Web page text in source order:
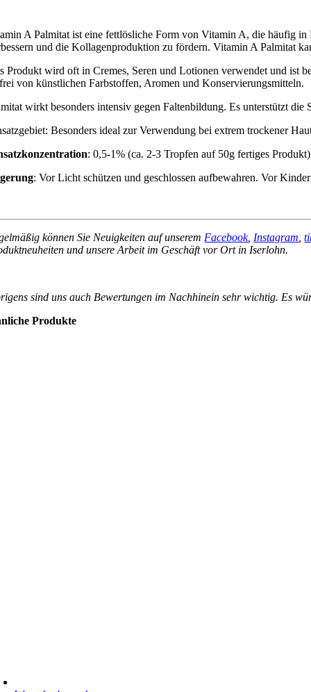
A Palmitat ist eine fettlösliche Form von Vitamin A, die häufig
und die Kollagenproduktion zu fördern. Vitamin A Palmitat
Produkt wird oft in Cremes, Seren und Lotionen verwendet und ist
von künstlichen Farbstoffen, Aromen und Konservierungsmitteln.
wirkt besonders intensiv gegen Faltenbildung. Es unterstützt
Besonders ideal zur Verwendung bei extrem trockener
: 0,5-1% (ca. 2-3 Tropfen auf 50g fertiges Produkt)
: Vor Licht schützen und geschlossen aufbewahren. Vor
können Sie Neuigkeiten auf unserem Facebook, Instagram ,
und unsere Arbeit im Geschäft vor Ort in Iserlohn.
sind uns auch Bewertungen im Nachhinein sehr wichtig. Es
Produkte